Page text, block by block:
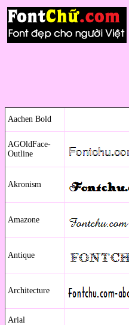
Aachen Bold
AGOldFace-
Outline
Akronism
Amazone
Antique
Architecture
Arial